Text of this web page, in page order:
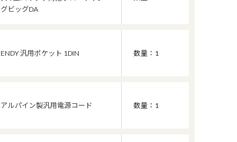
グビッグDA
ENDY 汎用ポケット 1DIN 数量：1
アルパイン製汎用電源コード 数量：1